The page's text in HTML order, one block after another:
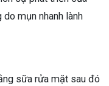
mụn nhanh lành
sữa rửa mặt sau đó